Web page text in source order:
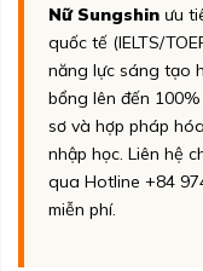
Nữ Sungshin ưu
quốc tế (IELTS/
năng lực sáng tạo
bổng lên đến
sơ và hợp pháp
nhập học. Liên hệ
qua Hotline +84
miễn phí.